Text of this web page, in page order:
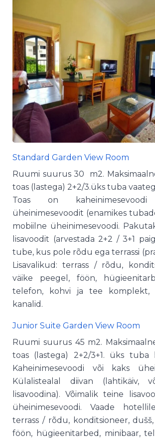
Standard Garden View Room
Ruumi suurus 30 m2.
toas (lastega) 2+2/3.üks tuba
Toas on
üheinimesevoodit (enamikes
mobiilne üheinimesevoodi.
lisavoodit (arvestada 2+2 / 3+1
tube, kus pole rõdu ega terrassi
Lisavalikud: terrass / rõdu,
väike peegel, föön,
telefon, kohvi ja tee komplekt,
kanalid.
Junior Suite Garden View Room
Ruumi suurus 45 m2.
toas (lastega) 2+2/3+1. üks tuba
Kaheinimesevoodi või kaks
Külalistealal diivan (lahtikäiv,
lisavoodina). Võimalik teine
üheinimesevoodi. Vaade
terrass / rõdu, konditsioneer,
föön, hügieenitarbed, minibaar,